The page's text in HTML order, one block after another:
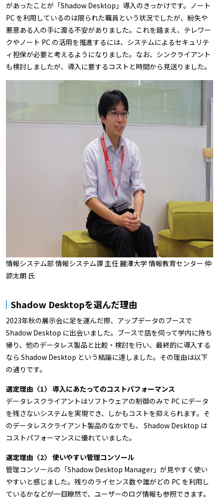
があったことが「Shadow Desktop」導入のきっかけです。ノート
PC を利用しているのは限られた職員という状況でしたが、紛失や
悪意ある人の手に渡る不安がありました。これを踏まえ、テレワー
クやノート PC の活用を推進するには、システムによるセキュリテ
ィ担保が必要と考えるようになりました。なお、シンクライアント
も検討しましたが、導入に要するコストと時間から見送りました。
情報システム部 情報システム課 主任 麗澤大学 情報教育センター 仲
諒太朗 氏
Shadow Desktopを選んだ理由
2023年秋の展示会に足を運んだ際、アップデータのブースで
Shadow Desktop に出会いました。ブースで話を伺って学内に持ち
帰り、他のデータレス製品と比較・検討を行い、最終的に導入する
なら Shadow Desktop という結論に達しました。その理由は以下
の通りです。
選定理由〈1〉 導入にあたってのコストパフォーマンス
データレスクライアントはソフトウェアの制御のみで PC にデータ
を残さないシステムを実現でき、しかもコストを抑えられます。そ
のデータレスクライアント製品のなかでも、 Shadow Desktop は
コストパフォーマンスに優れていました。
選定理由〈2〉 使いやすい管理コンソール
管理コンソールの「Shadow Desktop Manager」が見やすく使い
やすいと感じました。残りのライセンス数や誰がどの PC を利用し
ているかなどが一目瞭然で、ユーザーのログ情報も参照できます。